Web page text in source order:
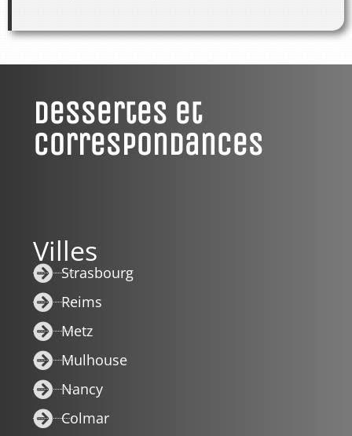
Dessertes et
Correspondances
Villes
Strasbourg
Reims
Metz
Mulhouse
Nancy
Colmar